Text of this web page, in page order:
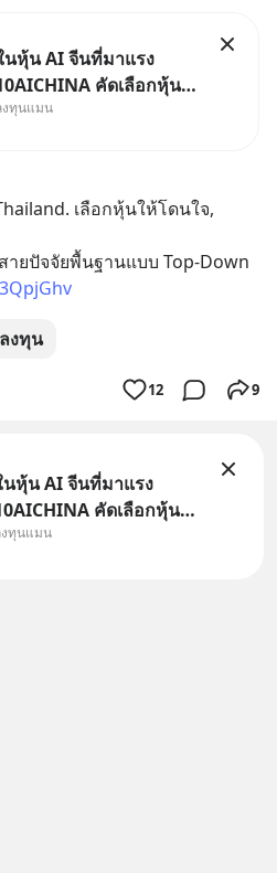
นหุ้น AI จีนที่มาแรง
คัดเลือกหุ้น
เข้ากองทุน.. ครอบคลุม
ขึ้นไป ฟรีค่าธรร
งทุนแมน
ายปัจจัยพื้นฐานแบบ Top-Down
งทุน
12 9
นหุ้น AI จีนที่มาแรง
คัดเลือกหุ้น
เข้ากองทุน.. ครอบคลุม
ทุนแมน